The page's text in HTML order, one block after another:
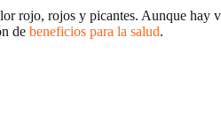
rojo, rojos y picantes. Aunque hay
de beneficios para la salud.